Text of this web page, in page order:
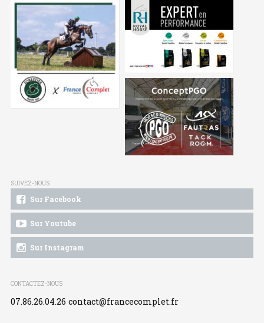
SUIVEZ-NOUS
Sur Facebook
Sur Youtube
Sur Instagram
CONTACTEZ-NOUS
07.86.26.04.26 contact@francecomplet.fr